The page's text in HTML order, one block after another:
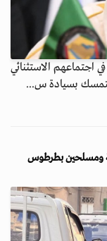
اجتماعهم الاستثنائي
بسيادة س...